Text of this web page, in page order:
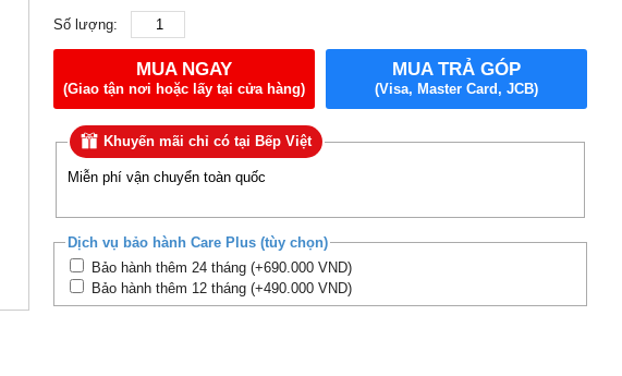
Số lượng:
MUA NGAY
(Giao tận nơi hoặc lấy tại cửa hàng)
MUA TRẢ GÓP
(Visa, Master Card, JCB)
Khuyến mãi chỉ có tại Bếp Việt
Miễn phí vận chuyển toàn quốc
Dịch vụ bảo hành Care Plus (tùy chọn)
Bảo hành thêm 24 tháng (+690.000 VND)
Bảo hành thêm 12 tháng (+490.000 VND)